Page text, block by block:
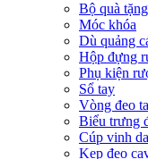
Bộ quà
Móc khóa
Dù quảng
Hộp đựng
Phụ kiện
Sổ tay
Vòng đeo
Biểu trưng
Cúp vinh
Kẹp đeo